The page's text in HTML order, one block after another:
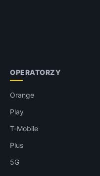
OPERATORZY
Orange
Play
T-Mobile
Plus
5G